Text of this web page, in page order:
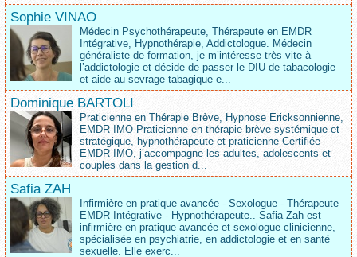
Sophie VINAO
Médecin Psychothérapeute, Thérapeute en EMDR
Intégrative, Hypnothérapie, Addictologue. Médecin
généraliste de formation, je m’intéresse très vite à
l’addictologie et décide de passer le DIU de tabacologie
et aide au sevrage tabagique e...
Dominique BARTOLI
Praticienne en Thérapie Brève, Hypnose Ericksonnienne,
EMDR-IMO Praticienne en thérapie brève systémique et
stratégique, hypnothérapeute et praticienne Certifiée
EMDR-IMO, j’accompagne les adultes, adolescents et
couples dans la gestion d...
Safia ZAH
Infirmière en pratique avancée - Sexologue - Thérapeute
EMDR Intégrative - Hypnothérapeute.. Safia Zah est
infirmière en pratique avancée et sexologue clinicienne,
spécialisée en psychiatrie, en addictologie et en santé
sexuelle. Elle exerc...